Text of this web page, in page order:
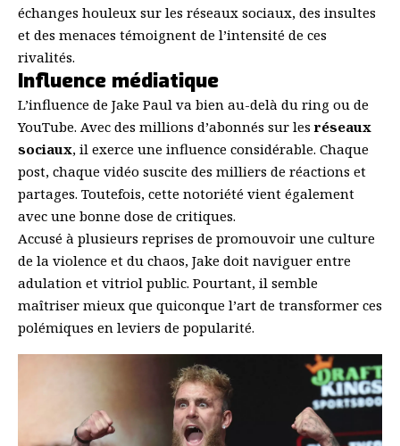
échanges houleux sur les réseaux sociaux, des insultes
et des menaces témoignent de l’intensité de ces
rivalités.
Influence médiatique
L’influence de Jake Paul va bien au-delà du ring ou de
YouTube. Avec des millions d’abonnés sur lesréseaux
sociaux, il exerce une influence considérable. Chaque
post, chaque vidéo suscite des milliers de réactions et
partages. Toutefois, cette notoriété vient également
avec une bonne dose de critiques.
Accusé à plusieurs reprises de promouvoir une culture
de la violence et du chaos, Jake doit naviguer entre
adulation et vitriol public. Pourtant, il semble
maîtriser mieux que quiconque l’art de transformer ces
polémiques en leviers de popularité.